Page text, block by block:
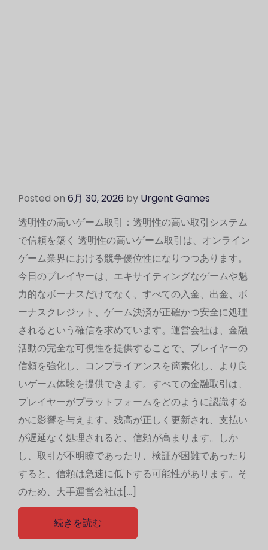
Posted on 6月 30, 2026 by Urgent Games
透明性の高いゲーム取引：透明性の高い取引システム
で信頼を築く 透明性の高いゲーム取引は、オンライン
ゲーム業界における競争優位性になりつつあります。
今日のプレイヤーは、エキサイティングなゲームや魅
力的なボーナスだけでなく、すべての入金、出金、ボ
ーナスクレジット、ゲーム決済が正確かつ安全に処理
されるという確信を求めています。運営会社は、金融
活動の完全な可視性を提供することで、プレイヤーの
信頼を強化し、コンプライアンスを簡素化し、より良
いゲーム体験を提供できます。すべての金融取引は、
プレイヤーがプラットフォームをどのように認識する
かに影響を与えます。残高が正しく更新され、支払い
が遅延なく処理されると、信頼が高まります。しか
し、取引が不明瞭であったり、検証が困難であったり
すると、信頼は急速に低下する可能性があります。そ
のため、大手運営会社は[…]
続きを読む